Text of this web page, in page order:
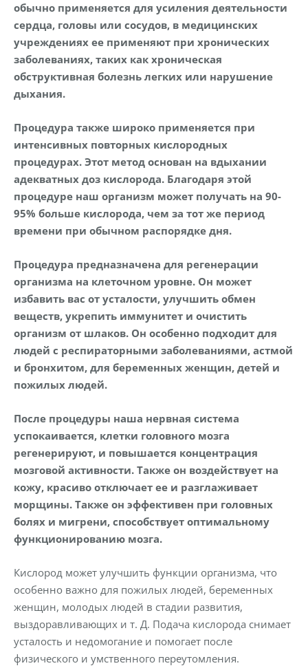
обычно применяется для усиления деятельности
сердца, головы или сосудов, в медицинских
учреждениях ее применяют при хронических
заболеваниях, таких как хроническая
обструктивная болезнь легких или нарушение
дыхания.
Процедура также широко применяется при
интенсивных повторных кислородных
процедурах. Этот метод основан на вдыхании
адекватных доз кислорода. Благодаря этой
процедуре наш организм может получать на 90-
95% больше кислорода, чем за тот же период
времени при обычном распорядке дня.
Процедура предназначена для регенерации
организма на клеточном уровне. Он может
избавить вас от усталости, улучшить обмен
веществ, укрепить иммунитет и очистить
организм от шлаков. Он особенно подходит для
людей с респираторными заболеваниями, астмой
и бронхитом, для беременных женщин, детей и
пожилых людей.
После процедуры наша нервная система
успокаивается, клетки головного мозга
регенерируют, и повышается концентрация
мозговой активности. Также он воздействует на
кожу, красиво отключает ее и разглаживает
морщины. Также он эффективен при головных
болях и мигрени, способствует оптимальному
функционированию мозга.
Кислород может улучшить функции организма, что
особенно важно для пожилых людей, беременных
женщин, молодых людей в стадии развития,
выздоравливающих и т. Д. Подача кислорода снимает
усталость и недомогание и помогает после
физического и умственного переутомления.